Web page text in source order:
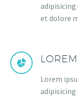
et dolore
Lorem